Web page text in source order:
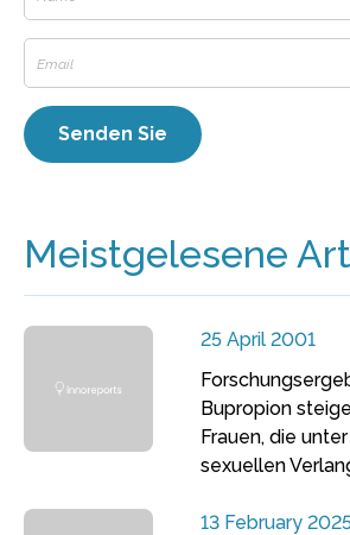
Meistgelesene
25 April 2001
Bupropion
Frauen, die
sexuellen
13 February